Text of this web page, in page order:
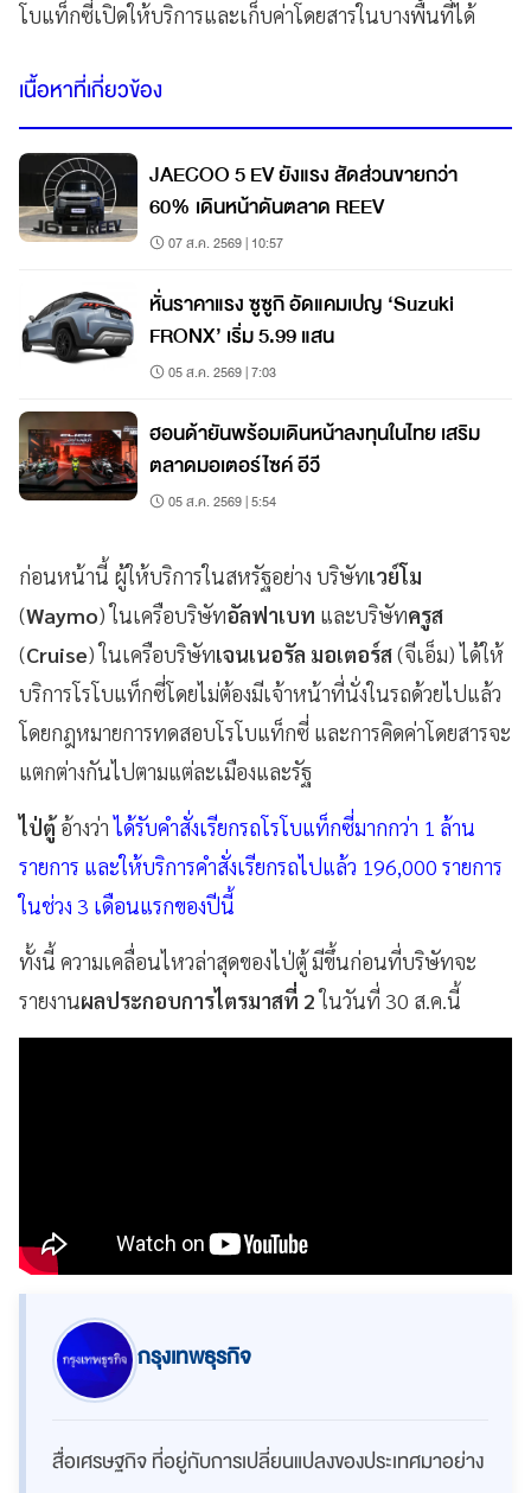
โบแท็กซี่เปิดให้บริการและเก็บค่าโดยสารในบางพื้นที่ได้
เนื้อหาที่เกี่ยวข้อง
JAECOO 5 EV ยังแรง สัดส่วนขายกว่า
60% เดินหน้าดันตลาด REEV
07 ส.ค. 2569 | 10:57
หั่นราคาแรง ซูซูกิ อัดแคมเปญ ‘Suzuki
FRONX’ เริ่ม 5.99 แสน
05 ส.ค. 2569 | 7:03
ฮอนด้ายันพร้อมเดินหน้าลงทุนในไทย เสริม
ตลาดมอเตอร์ไซค์ อีวี
05 ส.ค. 2569 | 5:54
ก่อนหน้านี้ ผู้ให้บริการในสหรัฐอย่าง บริษัทเวย์โม
(Waymo) ในเครือบริษัทอัลฟาเบท และบริษัทครูส
(Cruise) ในเครือบริษัทเจนเนอรัล มอเตอร์ส(จีเอ็ม) ได้ให้
บริการโรโบแท็กซี่โดยไม่ต้องมีเจ้าหน้าที่นั่งในรถด้วยไปแล้ว
โดยกฎหมายการทดสอบโรโบแท็กซี่ และการคิดค่าโดยสารจะ
แตกต่างกันไปตามแต่ละเมืองและรัฐ
ไป่ตู้อ้างว่าได้รับคำสั่งเรียกรถโรโบแท็กซี่มากกว่า 1 ล้าน
รายการ และให้บริการคำสั่งเรียกรถไปแล้ว 196,000 รายการ
ในช่วง 3 เดือนแรกของปีนี้
ทั้งนี้ ความเคลื่อนไหวล่าสุดของไป่ตู้ มีขึ้นก่อนที่บริษัทจะ
รายงานผลประกอบการไตรมาสที่ 2ในวันที่ 30 ส.ค.นี้
กรุงเทพธุรกิจ
สื่อเศรษฐกิจ ที่อยู่กับการเปลี่ยนแปลงของประเทศมาอย่าง